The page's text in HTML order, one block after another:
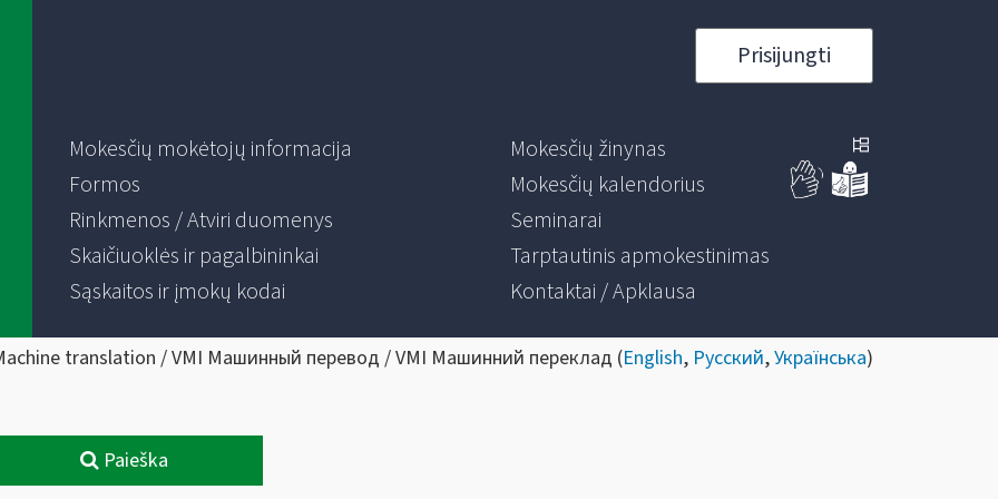
Prisijungti
Mokesčių mokėtojų informacija
Formos
Rinkmenos / Atviri duomenys
Skaičiuoklės ir pagalbininkai
Sąskaitos ir įmokų kodai
Mokesčių žinynas
Mokesčių kalendorius
Seminarai
Tarptautinis apmokestinimas
Kontaktai / Apklausa
translation / VMI Машинный перевод / VMI Машинний переклад (English, Русский,Українська)
Paieška